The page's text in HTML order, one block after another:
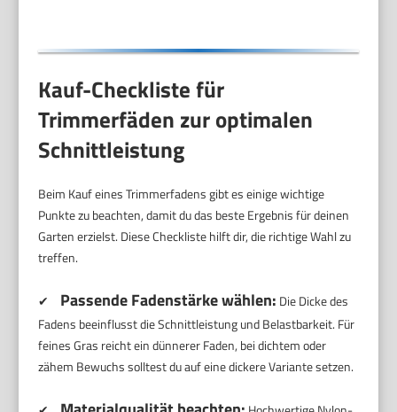
Kauf-Checkliste für
Trimmerfäden zur optimalen
Schnittleistung
Beim Kauf eines Trimmerfadens gibt es einige wichtige
Punkte zu beachten, damit du das beste Ergebnis für deinen
Garten erzielst. Diese Checkliste hilft dir, die richtige Wahl zu
treffen.
✔ Passende Fadenstärke wählen: Die Dicke des
Fadens beeinflusst die Schnittleistung und Belastbarkeit. Für
feines Gras reicht ein dünnerer Faden, bei dichtem oder
zähem Bewuchs solltest du auf eine dickere Variante setzen.